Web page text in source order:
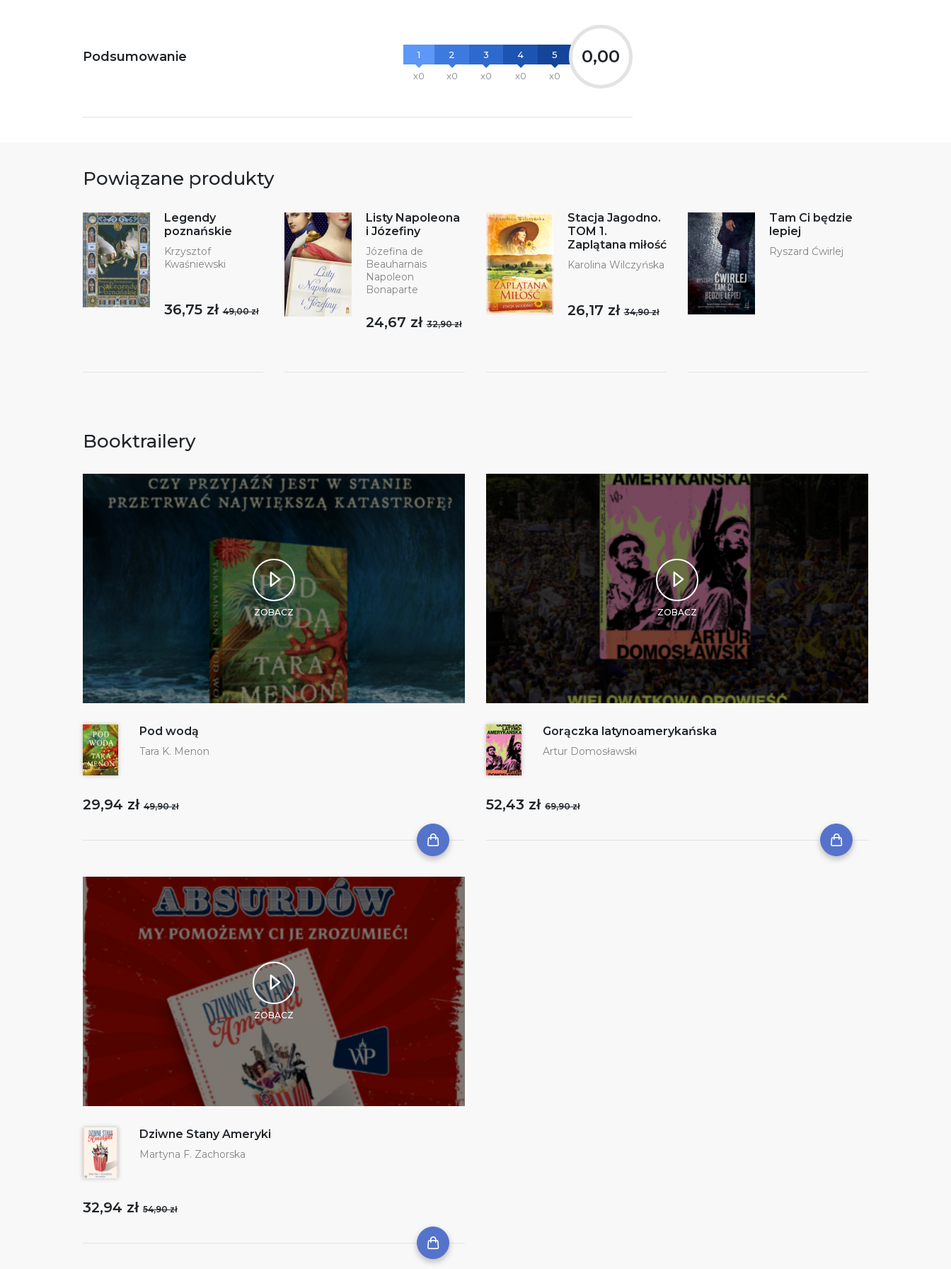
Podsumowanie
1
x0
2
x0
3
x0
4
x0
5
x0
0,00
Powiązane produkty
Legendy
poznańskie
Krzysztof
Kwaśniewski
36,75 zł49,00 zł
Listy Napoleona
i Józefiny
Józefina de
Beauharnais
Napoleon
Bonaparte
24,67 zł32,90 zł
Stacja Jagodno.
TOM 1.
Zaplątana miłość
Karolina Wilczyńska
26,17 zł34,90 zł
Tam Ci będzie
lepiej
Ryszard Ćwirlej
Booktrailery
ZOBACZ
Pod wodą
Tara K. Menon
29,94 zł 49,90 zł
ZOBACZ
Gorączka latynoamerykańska
Artur Domosławski
52,43 zł 69,90 zł
ZOBACZ
Dziwne Stany Ameryki
Martyna F. Zachorska
32,94 zł 54,90 zł